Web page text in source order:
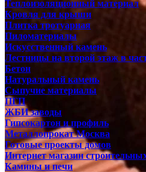
Теплоизоляционный материал
Кровля для крыши
Плитка тротуарная
Пиломатериалы
Искусственный камень
Лестницы на второй этаж в
Бетон
Натуральный камень
Сыпучие материалы
ПГП
ЖБИ заводы
Гипсокартон и профиль
Металлопрокат Москва
Готовые проекты домов
Интернет магазин
Камины и печи